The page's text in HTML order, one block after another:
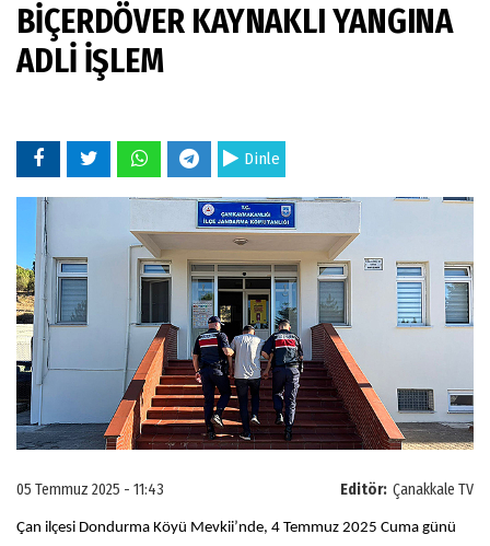
BİÇERDÖVER KAYNAKLI YANGINA
ADLİ İŞLEM
Dinle
Editör: Çanakkale TV
05 Temmuz 2025 - 11:43
Çan ilçesi Dondurma Köyü Mevkii’nde, 4 Temmuz 2025 Cuma günü